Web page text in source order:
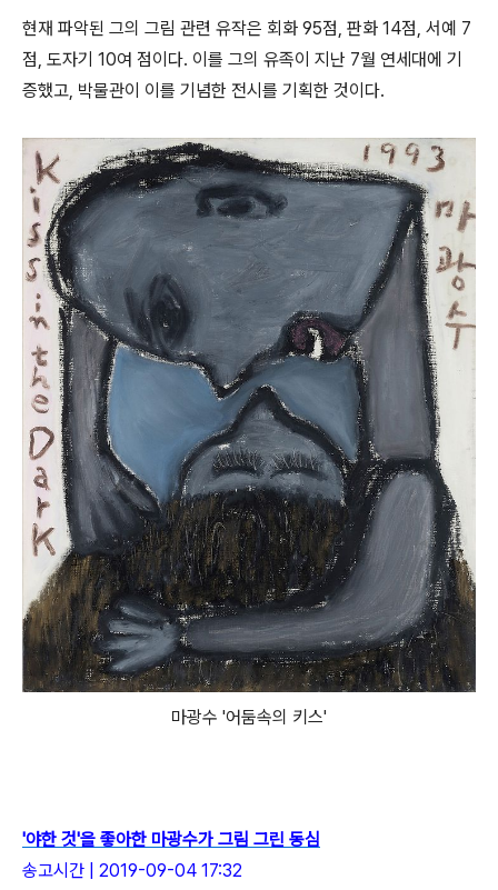
현재 파악된 그의 그림 관련 유작은 회화 95점, 판화 14점, 서예 7
점, 도자기 10여 점이다. 이를 그의 유족이 지난 7월 연세대에 기
증했고, 박물관이 이를 기념한 전시를 기획한 것이다.
마광수 '어둠속의 키스'
'야한 것'을 좋아한 마광수가 그림 그린 동심
송고시간 | 2019-09-04 17:32